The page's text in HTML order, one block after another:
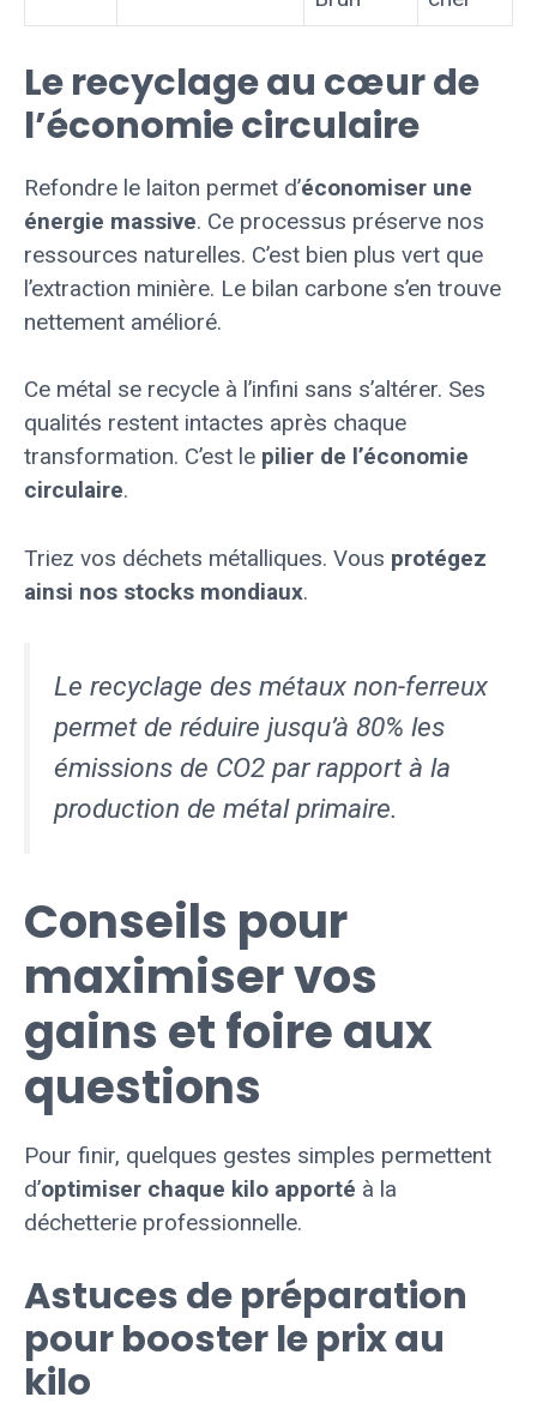
Le recyclage au cœur de
l’économie circulaire
Refondre le laiton permet d’économiser une
énergie massive. Ce processus préserve nos
ressources naturelles. C’est bien plus vert que
l’extraction minière. Le bilan carbone s’en trouve
nettement amélioré.
Ce métal se recycle à l’infini sans s’altérer. Ses
qualités restent intactes après chaque
transformation. C’est le pilier de l’économie
circulaire.
Triez vos déchets métalliques. Vous protégez
ainsi nos stocks mondiaux.
Le recyclage des métaux non-ferreux
permet de réduire jusqu’à 80% les
émissions de CO2 par rapport à la
production de métal primaire.
Conseils pour
maximiser vos
gains et foire aux
questions
Pour finir, quelques gestes simples permettent
d’optimiser chaque kilo apporté à la
déchetterie professionnelle.
Astuces de préparation
pour booster le prix au
kilo